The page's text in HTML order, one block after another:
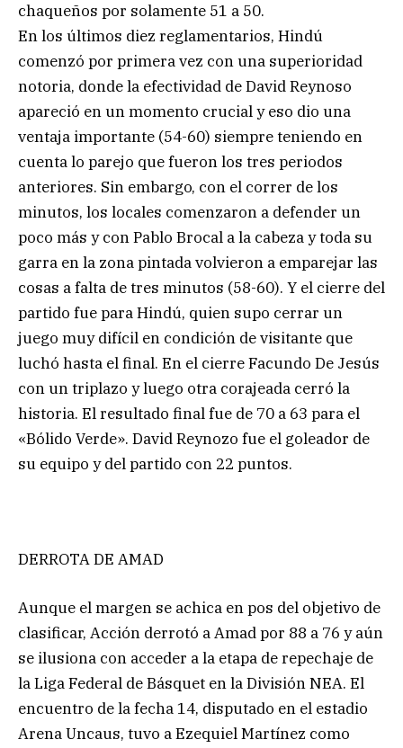
chaqueños por solamente 51 a 50.
En los últimos diez reglamentarios, Hindú
comenzó por primera vez con una superioridad
notoria, donde la efectividad de David Reynoso
apareció en un momento crucial y eso dio una
ventaja importante (54-60) siempre teniendo en
cuenta lo parejo que fueron los tres periodos
anteriores. Sin embargo, con el correr de los
minutos, los locales comenzaron a defender un
poco más y con Pablo Brocal a la cabeza y toda su
garra en la zona pintada volvieron a emparejar las
cosas a falta de tres minutos (58-60). Y el cierre del
partido fue para Hindú, quien supo cerrar un
juego muy difícil en condición de visitante que
luchó hasta el final. En el cierre Facundo De Jesús
con un triplazo y luego otra corajeada cerró la
historia. El resultado final fue de 70 a 63 para el
«Bólido Verde». David Reynozo fue el goleador de
su equipo y del partido con 22 puntos.
DERROTA DE AMAD
Aunque el margen se achica en pos del objetivo de
clasificar, Acción derrotó a Amad por 88 a 76 y aún
se ilusiona con acceder a la etapa de repechaje de
la Liga Federal de Básquet en la División NEA. El
encuentro de la fecha 14, disputado en el estadio
Arena Uncaus, tuvo a Ezequiel Martínez como